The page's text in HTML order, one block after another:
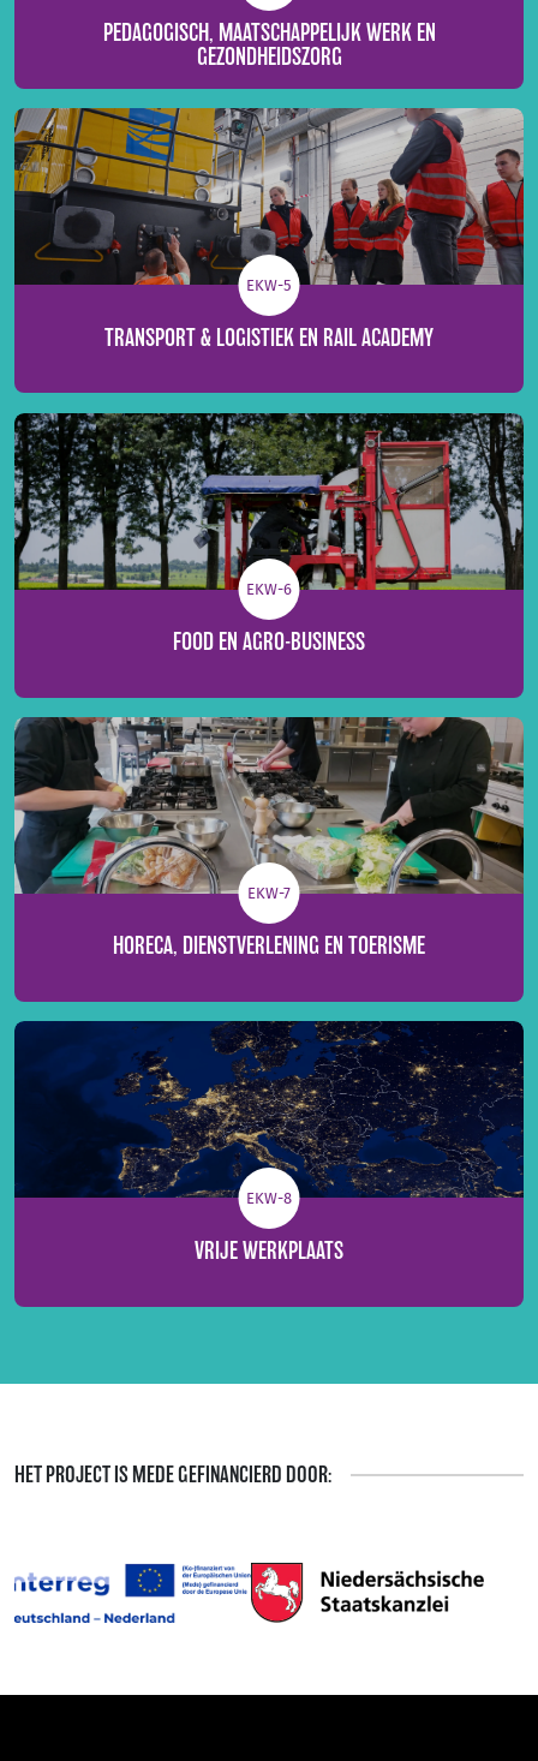
PEDAGOGISCH, MAATSCHAPPELIJK WERK EN
GEZONDHEIDSZORG
EKW-5
TRANSPORT & LOGISTIEK EN RAIL ACADEMY
EKW-6
FOOD EN AGRO-BUSINESS
EKW-7
HORECA, DIENSTVERLENING EN TOERISME
EKW-8
VRIJE WERKPLAATS
HET PROJECT IS MEDE GEFINANCIERD DOOR: